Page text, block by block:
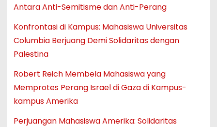
Antara Anti-Semitisme dan Anti-Perang
Konfrontasi di Kampus: Mahasiswa Universitas
Columbia Berjuang Demi Solidaritas dengan
Palestina
Robert Reich Membela Mahasiswa yang
Memprotes Perang Israel di Gaza di Kampus-
kampus Amerika
Perjuangan Mahasiswa Amerika: Solidaritas